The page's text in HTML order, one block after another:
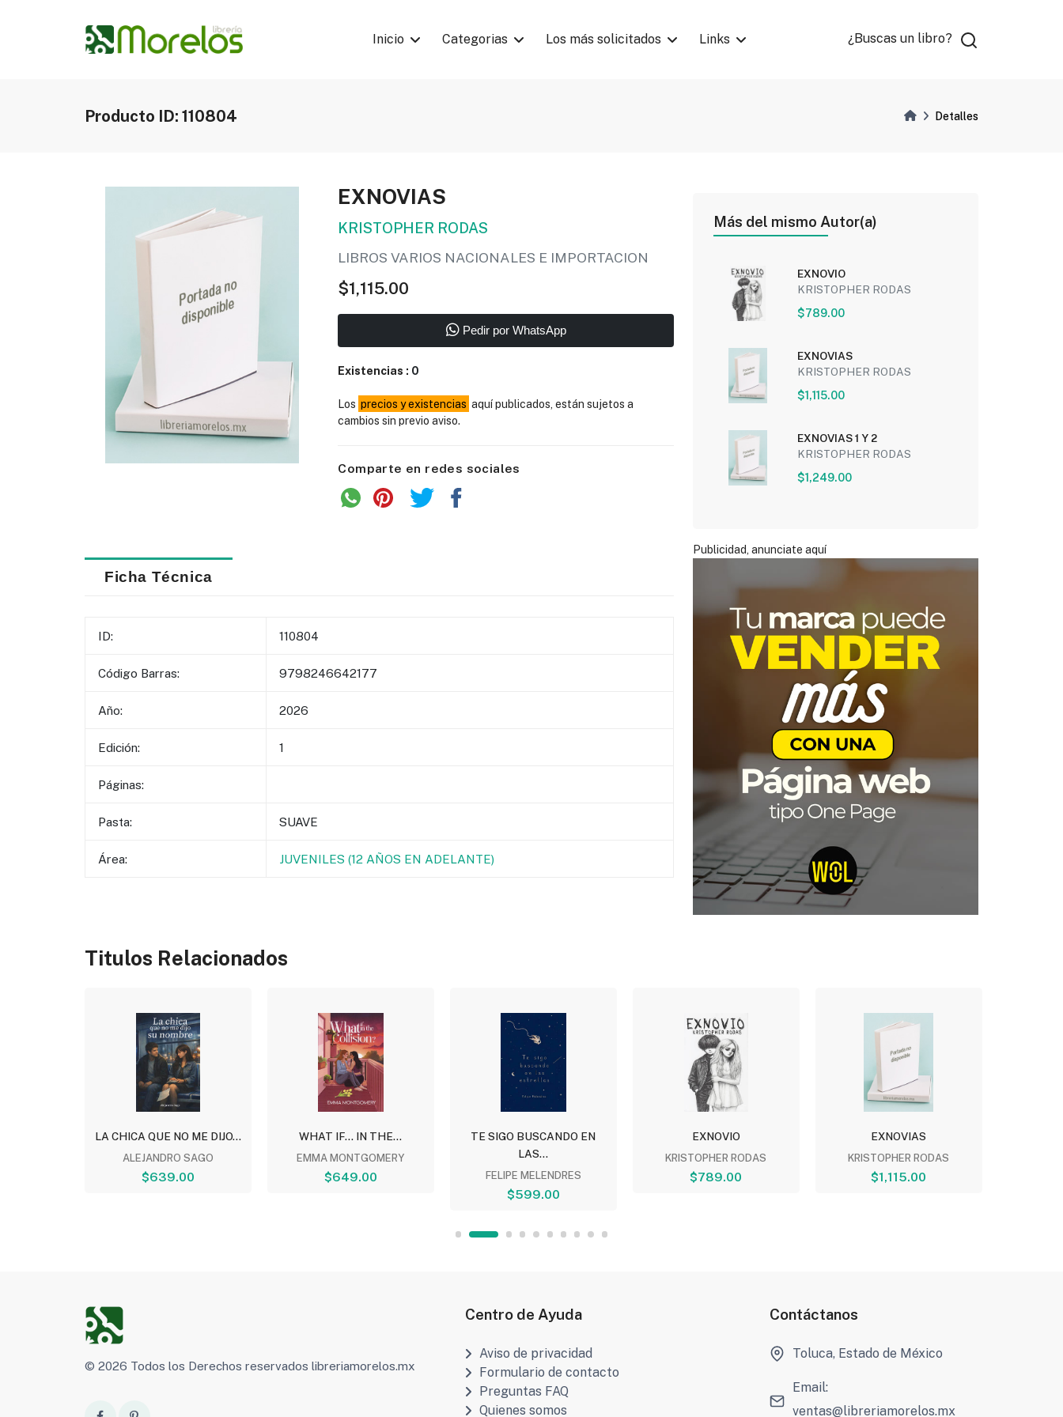
Inicio Categorias Los más solicitados Links ¿Buscas un libro?
Producto ID: 110804 Detalles
EXNOVIAS
KRISTOPHER RODAS
LIBROS VARIOS NACIONALES E IMPORTACION
$1,115.00
Pedir por WhatsApp
Existencias : 0
Los precios y existencias aquí publicados, están sujetos a
cambios sin previo aviso.
Comparte en redes sociales
Ficha Técnica
ID: 110804
Código Barras: 9798246642177
Año: 2026
Edición: 1
Páginas:
Pasta: SUAVE
Área: JUVENILES (12 AÑOS EN ADELANTE)
Más del mismo Autor(a)
EXNOVIO
KRISTOPHER RODAS
$789.00
EXNOVIAS
KRISTOPHER RODAS
$1,115.00
EXNOVIAS 1 Y 2
KRISTOPHER RODAS
$1,249.00
Publicidad, anunciate aquí
Titulos Relacionados
LA CHICA QUE NO ME DIJO...
ALEJANDRO SAGO
$639.00
WHAT IF... IN THE...
EMMA MONTGOMERY
$649.00
TE SIGO BUSCANDO EN
LAS...
FELIPE MELENDRES
$599.00
EXNOVIO
KRISTOPHER RODAS
$789.00
EXNOVIAS
KRISTOPHER RODAS
$1,115.00
© 2026 Todos los Derechos reservados libreriamorelos.mx
Centro de Ayuda
Aviso de privacidad
Formulario de contacto
Preguntas FAQ
Quienes somos
Contáctanos
Toluca, Estado de México
Email:
ventas@libreriamorelos.mx